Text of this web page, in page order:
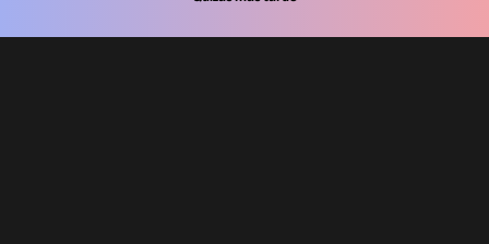
Términos de Uso